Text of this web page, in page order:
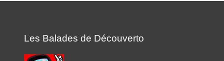
Les Balades de Découverto